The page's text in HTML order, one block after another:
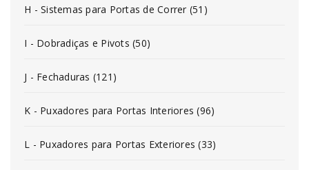
H - Sistemas para Portas de Correr (51)
I - Dobradiças e Pivots (50)
J - Fechaduras (121)
K - Puxadores para Portas Interiores (96)
L - Puxadores para Portas Exteriores (33)